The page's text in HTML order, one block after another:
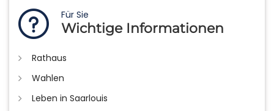
Für Sie
Wichtige Informationen
Rathaus
Wahlen
Leben in Saarlouis